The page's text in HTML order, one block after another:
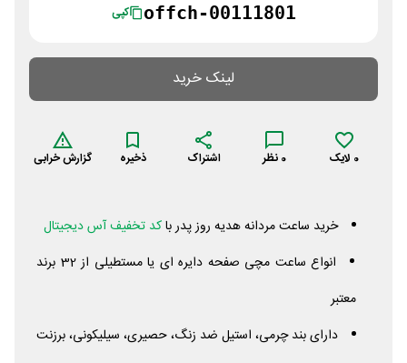
offch-00111801 کپی
لینک خرید
0 لایک 0 نظر اشتراک ذخیره گزارش خرابی
خرید ساعت مردانه هدیه روز پدر باکد تخفیف آس دیجیتال
انواع ساعت مچی صفحه دایره ای یا مستطیلی از 32 برند
معتبر
دارای بند چرمی، استیل ضد زنگ، حصیری، سیلیکونی، برزنت